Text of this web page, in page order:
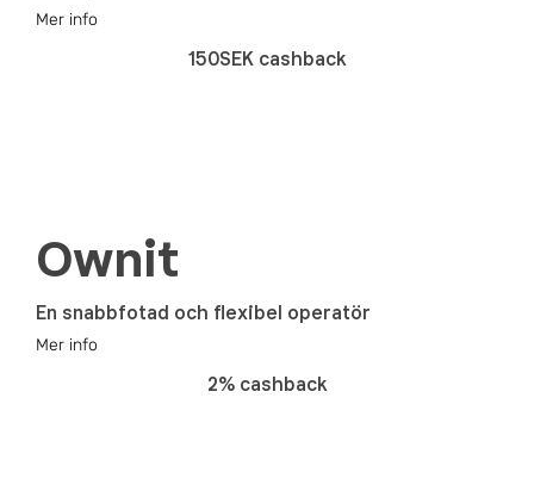
Mer info
150SEK cashback
Ownit
En snabbfotad och flexibel operatör
Mer info
2% cashback